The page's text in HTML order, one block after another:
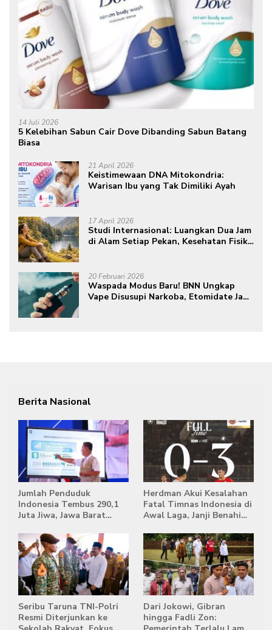
14 Juli 2026
5 Kelebihan Sabun Cair Dove Dibanding Sabun Batang
Biasa
21 April 2026
Keistimewaan DNA Mitokondria:
Warisan Ibu yang Tak Dimiliki Ayah
17 April 2026
Studi Internasional: Luangkan Dua Jam
di Alam Setiap Pekan, Kesehatan Fisik
20 Februari 2026
Waspada Modus Baru! BNN Ungkap
Vape Disusupi Narkoba, Etomidate Jadi
Berita Nasional
Jumlah Penduduk
Indonesia Tembus 290,1
Juta Jiwa, Jawa Barat
Terpadat
Herdman Akui Kesalahan
Fatal Timnas Indonesia di
Awal Laga, Janji Benahi
Singapura
Seribu Taruna TNI-Polri
Resmi Diterjunkan ke
Dari Jokowi, Gibran
hingga Fadli Zon: